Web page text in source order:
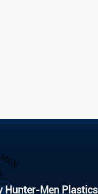
Hunter-Men Plastics